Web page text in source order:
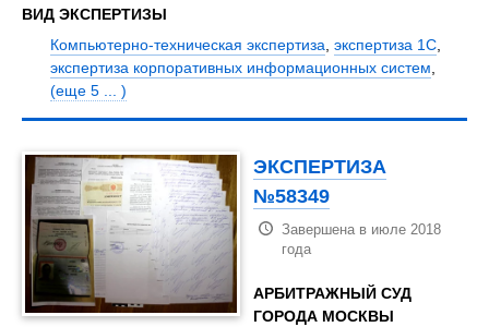
ВИД ЭКСПЕРТИЗЫ
Компьютерно-техническая экспертиза, экспертиза 1С,
экспертиза корпоративных информационных систем,
(еще 5 ... )
ЭКСПЕРТИЗА
№58349
Завершена в июле 2018
года
АРБИТРАЖНЫЙ СУД
ГОРОДА МОСКВЫ